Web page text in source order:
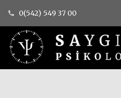
0(542) 549 37 00